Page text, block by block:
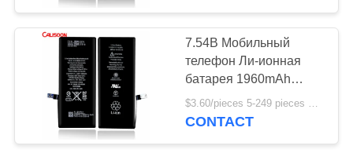
КОНТРОЛЬ
КАЧЕСТВА
ОТПРАВИТЬ
ЗАПРОС
7.54В Мобильный
телефон Ли-ионная
батарея 1960mAh
Оригинальная батарея
для iPhone 7
$3.60/pieces 5-249 pieces MOQ:5 частей
CONTACT